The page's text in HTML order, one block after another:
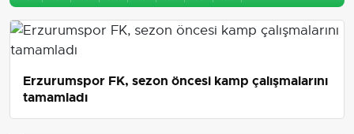
Erzurumspor FK, sezon öncesi kamp çalışmalarını
tamamladı